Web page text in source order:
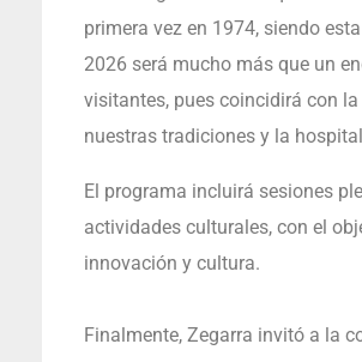
primera vez en 1974, siendo
2026 será mucho más que un
visitantes, pues coincidirá con
nuestras tradiciones y la
El programa incluirá sesiones
actividades culturales, con el
innovación y cultura.
Finalmente, Zegarra invitó a la